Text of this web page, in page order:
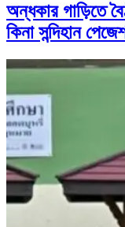
অন্ধকার গাড়িতে
কিনা সন্দিহান